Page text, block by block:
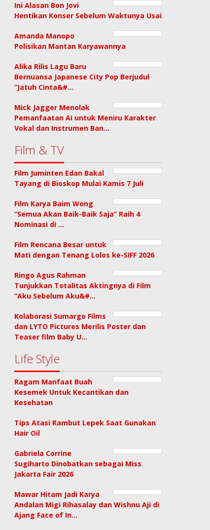
Ini Alasan Bon Jovi
Hentikan Konser Sebelum Waktunya Usai
Amanda Manopo
Polisikan Mantan Karyawannya
Alika Rilis Lagu Baru
Bernuansa Japanese City Pop Berjudul
“Jatuh Cinta&#…
Mick Jagger Menolak
Pemanfaatan AI untuk Meniru Karakter
Vokal dan Instrumen Ban…
Film & TV
Film Juminten Edan Bakal
Tayang di Bioskop Mulai Kamis 7 Juli
Film Karya Baim Wong
“Semua Akan Baik-Baik Saja” Raih 4
Nominasi di …
Film Rencana Besar untuk
Mati dengan Tenang Lolos ke-SIFF 2026
Ringo Agus Rahman
Tunjukkan Totalitas Aktingnya di Film
“Aku Sebelum Aku&#…
Kolaborasi Sumargo Films
dan LYTO Pictures Merilis Poster dan
Teaser film Baby U…
Life Style
Ragam Manfaat Buah
Kesemek Untuk Kecantikan dan
Kesehatan
Tips Atasi Rambut Lepek Saat Gunakan
Hair Oil
Gabriela Corrine
Sugiharto Dinobatkan sebagai Miss
Jakarta Fair 2026
Mawar Hitam Jadi Karya
Andalan Migi Rihasalay dan Wishnu Aji di
Ajang Face of In…